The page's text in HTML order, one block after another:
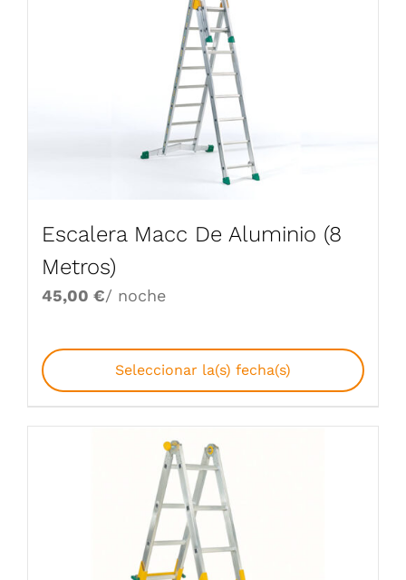
Escalera Macc De Aluminio (8
Metros)
45,00 €/ noche
Seleccionar la(s) fecha(s)